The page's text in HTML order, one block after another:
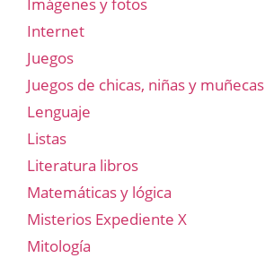
Imágenes y fotos
Internet
Juegos
Juegos de chicas, niñas y muñecas
Lenguaje
Listas
Literatura libros
Matemáticas y lógica
Misterios Expediente X
Mitología